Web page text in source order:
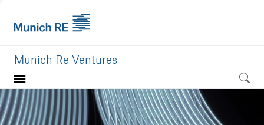
Munich Re Ventures
Home
Our value